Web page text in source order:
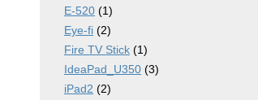
E-520 (1)
Eye-fi (2)
Fire TV Stick (1)
IdeaPad_U350 (3)
iPad2 (2)